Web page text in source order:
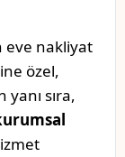
eve nakliyat
özel,
sıra,